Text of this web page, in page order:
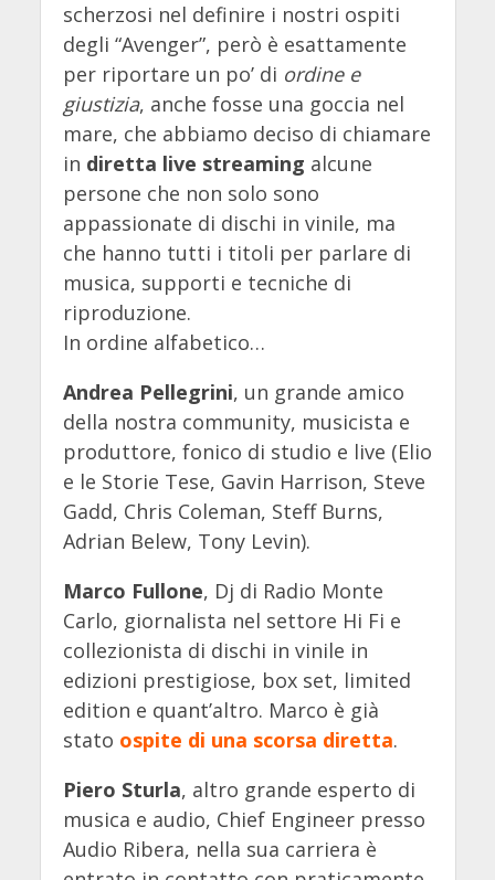
scherzosi nel definire i nostri ospiti
degli “Avenger”, però è esattamente
per riportare un po’ di ordine e
giustizia, anche fosse una goccia nel
mare, che abbiamo deciso di chiamare
in diretta live streaming alcune
persone che non solo sono
appassionate di dischi in vinile, ma
che hanno tutti i titoli per parlare di
musica, supporti e tecniche di
riproduzione.
In ordine alfabetico…
Andrea Pellegrini, un grande amico
della nostra community, musicista e
produttore, fonico di studio e live (Elio
e le Storie Tese, Gavin Harrison, Steve
Gadd, Chris Coleman, Steff Burns,
Adrian Belew, Tony Levin).
Marco Fullone, Dj di Radio Monte
Carlo, giornalista nel settore Hi Fi e
collezionista di dischi in vinile in
edizioni prestigiose, box set, limited
edition e quant’altro. Marco è già
stato ospite di una scorsa diretta.
Piero Sturla, altro grande esperto di
musica e audio, Chief Engineer presso
Audio Ribera, nella sua carriera è